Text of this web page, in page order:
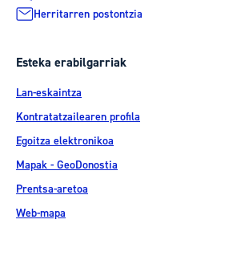
Herritarren postontzia
Esteka erabilgarriak
Lan-eskaintza
Kontratatzailearen profila
Egoitza elektronikoa
Mapak - GeoDonostia
Prentsa-aretoa
Web-mapa